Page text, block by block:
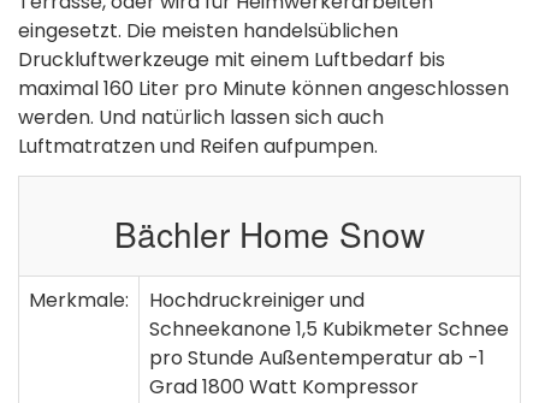
eingesetzt. Die meisten handelsüblichen
Druckluftwerkzeuge mit einem Luftbedarf bis
maximal 160 Liter pro Minute können angeschlossen
werden. Und natürlich lassen sich auch
Luftmatratzen und Reifen aufpumpen.
Bächler Home Snow
Merkmale:
Hochdruckreiniger und
Schneekanone 1,5 Kubikmeter Schnee
pro Stunde Außentemperatur ab -1
Grad 1800 Watt Kompressor